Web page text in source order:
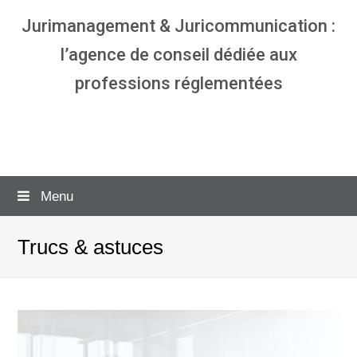
Jurimanagement & Juricommunication :
l’agence de conseil dédiée aux
professions réglementées
Menu
Trucs & astuces